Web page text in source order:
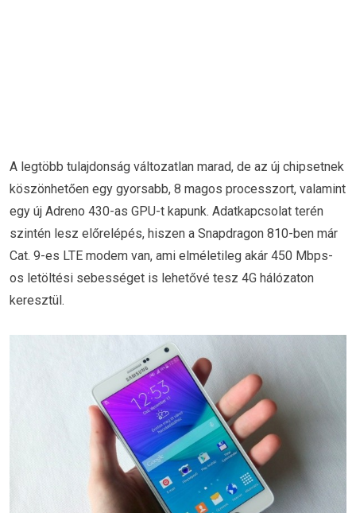
A legtöbb tulajdonság változatlan marad, de az új chipsetnek
köszönhetően egy gyorsabb, 8 magos processzort, valamint
egy új Adreno 430-as GPU-t kapunk. Adatkapcsolat terén
szintén lesz előrelépés, hiszen a Snapdragon 810-ben már
Cat. 9-es LTE modem van, ami elméletileg akár 450 Mbps-
os letöltési sebességet is lehetővé tesz 4G hálózaton
keresztül.